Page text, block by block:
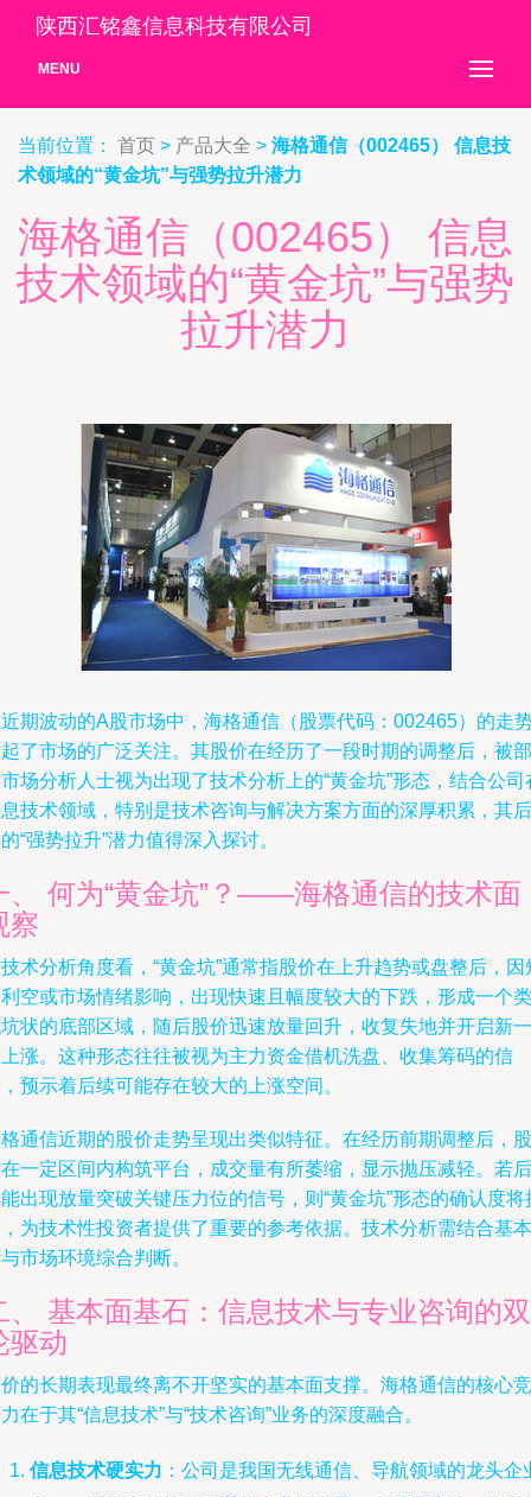
陕西汇铭鑫信息科技有限公司
MENU
当前位置： 首页 > 产品大全 > 海格通信（002465） 信息技
术领域的“黄金坑”与强势拉升潜力
海格通信（002465） 信息
技术领域的“黄金坑”与强势
拉升潜力
期波动的A股市场中，海格通信（股票代码：002465）的走
了市场的广泛关注。其股价在经历了一段时期的调整后，被部
场分析人士视为出现了技术分析上的“黄金坑”形态，结合公司
技术领域，特别是技术咨询与解决方案方面的深厚积累，其后
“强势拉升”潜力值得深入探讨。
、 何为“黄金坑”？——海格通信的技术面
察
术分析角度看，“黄金坑”通常指股价在上升趋势或盘整后，因
空或市场情绪影响，出现快速且幅度较大的下跌，形成一个类
状的底部区域，随后股价迅速放量回升，收复失地并开启新一
涨。这种形态往往被视为主力资金借机洗盘、收集筹码的信
预示着后续可能存在较大的上涨空间。
通信近期的股价走势呈现出类似特征。在经历前期调整后，股
一定区间内构筑平台，成交量有所萎缩，显示抛压减轻。若后
出现放量突破关键压力位的信号，则“黄金坑”形态的确认度将
为技术性投资者提供了重要的参考依据。技术分析需结合基本
市场环境综合判断。
、 基本面基石：信息技术与专业咨询的双
驱动
的长期表现最终离不开坚实的基本面支撑。海格通信的核心竞
在于其“信息技术”与“技术咨询”业务的深度融合。
信息技术硬实力 ：公司是我国无线通信、导航领域的龙头企